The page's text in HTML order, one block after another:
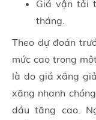
Giá vận tải
tháng.
Theo dự đoán
mức cao trong
là do giá xăng
xăng nhanh
dầu tăng cao.